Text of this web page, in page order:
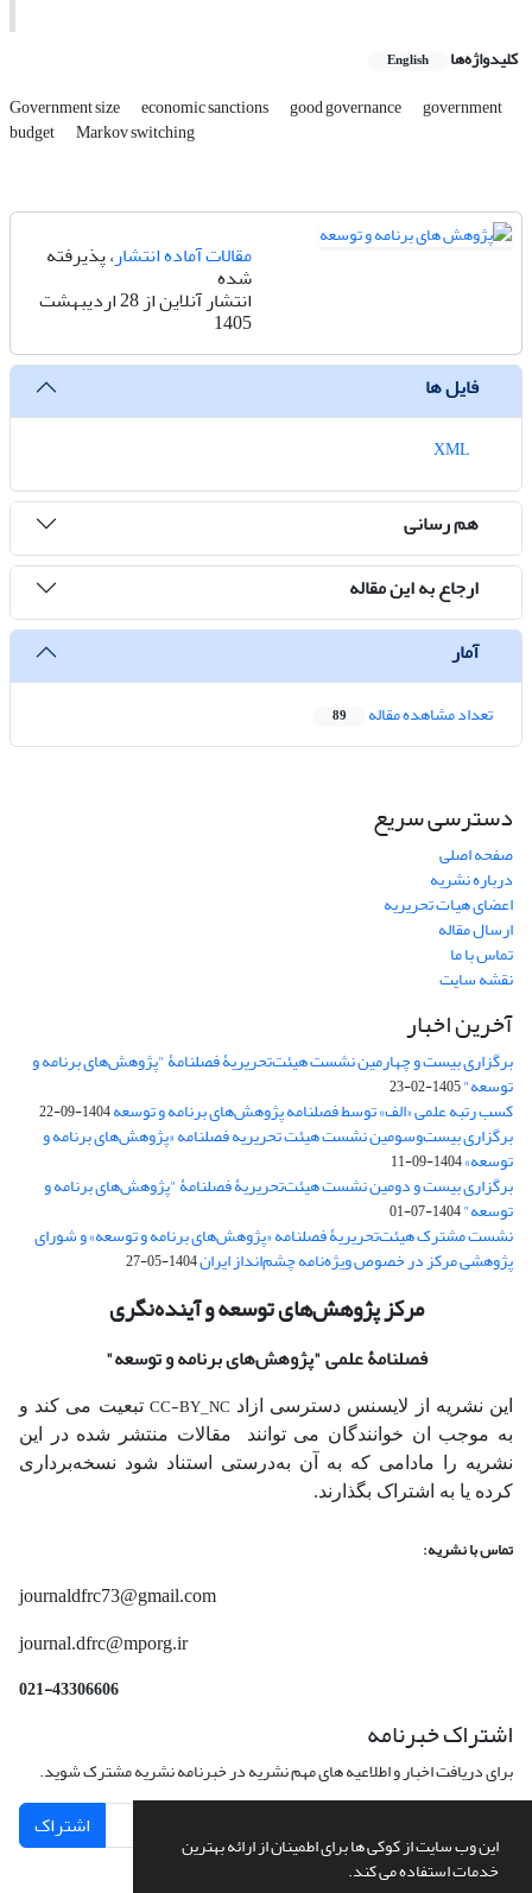
این وب سایت از کوکی ها برای اطمینان از ارائه بهترین
خدمات استفاده می کند.
کلیدواژه‌ها English
Government size economic sanctions good governance government
budget Markov switching
مقالات آماده انتشار، پذیرفته
شده
انتشار آنلاین از 28 اردیبهشت
1405
فایل ها
هم رسانی
ارجاع به این مقاله
آمار
تعداد مشاهده مقاله 89
دسترسی سریع
صفحه اصلی
درباره نشریه
اعضای هیات تحریریه
ارسال مقاله
تماس با ما
نقشه سایت
آخرین اخبار
برگزاری بیست و چهارمین نشست هیئت‌تحریریۀ فصلنامۀ "پژوهش‌های برنامه و
توسعه"1405-02-23
کسب رتبه علمی «الف» توسط فصلنامه پژوهش‌های برنامه و توسعه1404-09-22
برگزاری بیست‌وسومین نشست هیئت‌ تحریریه فصلنامه «پژوهش‌های برنامه و
توسعه»1404-09-11
برگزاری بیست و دومین نشست هیئت‌تحریریۀ فصلنامۀ "پژوهش‌های برنامه و
توسعه"1404-07-01
نشست مشترک هیئت‌تحریریۀ فصلنامه «پژوهش‌های برنامه و توسعه» و شورای
پژوهشی مرکز در خصوص ویژه‌نامه چشم‌انداز ایران1404-05-27
مرکز پژوهش‌های توسعه و آینده‌نگری
فصلنامۀ علمی"پژوهش‌های برنامه و توسعه"
این نشریه از لایسنس دسترسی ازاد CC-BY_NC تبعیت می کند و
به موجب ان خوانندگان می توانند مقالات منتشر شده در این
نشریه را مادامی که به آن‌ به‌درستی استناد شود نسخه‌برداری
کرده یا به اشتراک بگذارند.
تماس با نشریه:
journaldfrc73@gmail.com
journal.dfrc@mporg.ir
021-43306606
اشتراک خبرنامه
برای دریافت اخبار و اطلاعیه های مهم نشریه در خبرنامه نشریه مشترک شوید.
اشتراک